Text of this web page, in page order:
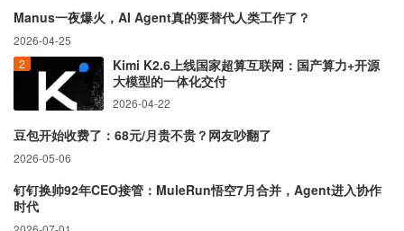
Manus一夜爆火，AI Agent真的要替代人类工作了？
2026-04-25
Kimi K2.6上线国家超算互联网：国产算力+开源
大模型的一体化交付
2026-04-22
豆包开始收费了：68元/月贵不贵？网友吵翻了
2026-05-06
钉钉换帅92年CEO接管：MuleRun悟空7月合并，Agent进入协作
时代